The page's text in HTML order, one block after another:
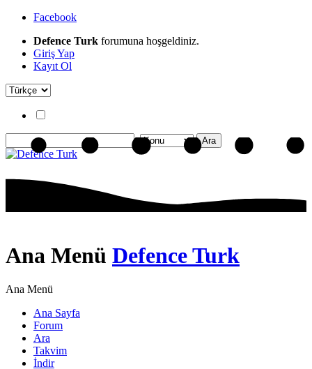
Facebook
Defence Turk forumuna hoşgeldiniz.
Giriş Yap
Kayıt Ol
Ana Menü Defence Turk
Ana Menü
Ana Sayfa
Forum
Ara
Takvim
İndir